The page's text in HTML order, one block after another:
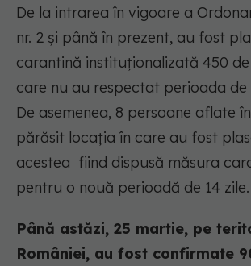
De la intrarea în vigoare a
nr. 2 și până în prezent, au fost
carantină instituționalizată 450
care nu au respectat perioada de
De asemenea, 8 persoane aflate
părăsit locația în care au fost
acestea fiind dispusă măsura
pentru o nouă perioadă de 14 zile.
Până astăzi, 25 martie, pe
României, au fost confirmate